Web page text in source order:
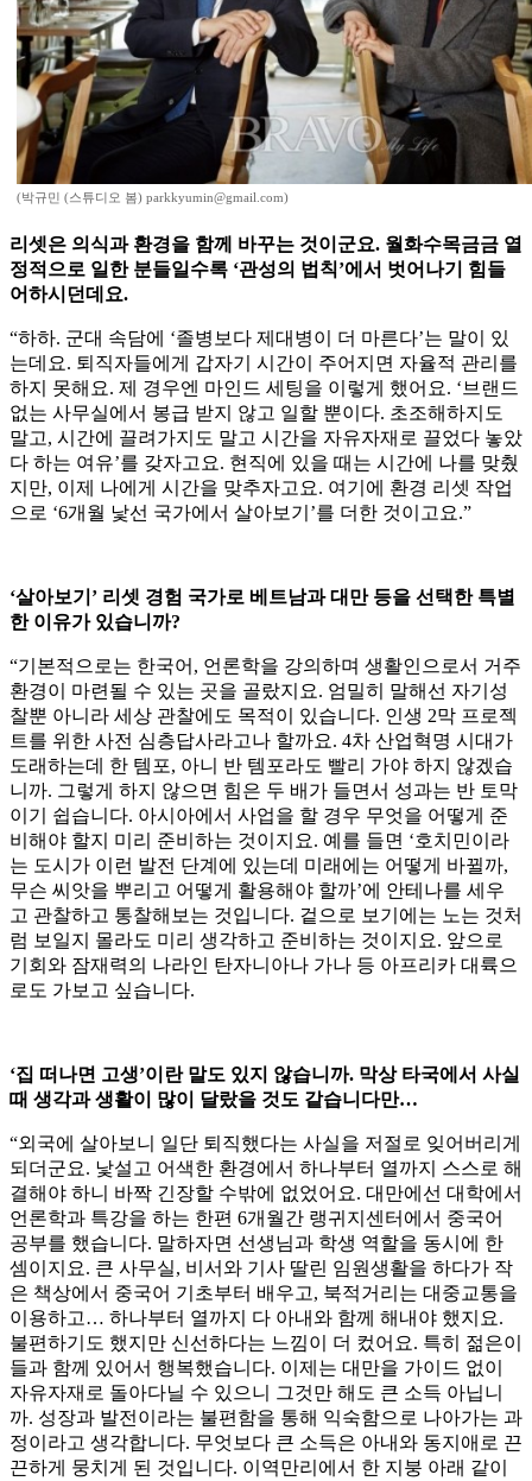
(박규민 (스튜디오 봄) parkkyumin@gmail.com)
리셋은 의식과 환경을 함께 바꾸는 것이군요. 월화수목금금 열
정적으로 일한 분들일수록 ‘관성의 법칙’에서 벗어나기 힘들
어하시던데요.
“하하. 군대 속담에 ‘졸병보다 제대병이 더 마른다’는 말이 있
는데요. 퇴직자들에게 갑자기 시간이 주어지면 자율적 관리를
하지 못해요. 제 경우엔 마인드 세팅을 이렇게 했어요. ‘브랜드
없는 사무실에서 봉급 받지 않고 일할 뿐이다. 초조해하지도
말고, 시간에 끌려가지도 말고 시간을 자유자재로 끌었다 놓았
다 하는 여유’를 갖자고요. 현직에 있을 때는 시간에 나를 맞췄
지만, 이제 나에게 시간을 맞추자고요. 여기에 환경 리셋 작업
으로 ‘6개월 낯선 국가에서 살아보기ʼ를 더한 것이고요.”
‘살아보기’ 리셋 경험 국가로 베트남과 대만 등을 선택한 특별
한 이유가 있습니까?
“기본적으로는 한국어, 언론학을 강의하며 생활인으로서 거주
환경이 마련될 수 있는 곳을 골랐지요. 엄밀히 말해선 자기성
찰뿐 아니라 세상 관찰에도 목적이 있습니다. 인생 2막 프로젝
트를 위한 사전 심층답사라고나 할까요. 4차 산업혁명 시대가
도래하는데 한 템포, 아니 반 템포라도 빨리 가야 하지 않겠습
니까. 그렇게 하지 않으면 힘은 두 배가 들면서 성과는 반 토막
이기 쉽습니다. 아시아에서 사업을 할 경우 무엇을 어떻게 준
비해야 할지 미리 준비하는 것이지요. 예를 들면 ‘호치민이라
는 도시가 이런 발전 단계에 있는데 미래에는 어떻게 바뀔까,
무슨 씨앗을 뿌리고 어떻게 활용해야 할까’에 안테나를 세우
고 관찰하고 통찰해보는 것입니다. 겉으로 보기에는 노는 것처
럼 보일지 몰라도 미리 생각하고 준비하는 것이지요. 앞으로
기회와 잠재력의 나라인 탄자니아나 가나 등 아프리카 대륙으
로도 가보고 싶습니다.
‘집 떠나면 고생’이란 말도 있지 않습니까. 막상 타국에서 사실
때 생각과 생활이 많이 달랐을 것도 같습니다만…
“외국에 살아보니 일단 퇴직했다는 사실을 저절로 잊어버리게
되더군요. 낯설고 어색한 환경에서 하나부터 열까지 스스로 해
결해야 하니 바짝 긴장할 수밖에 없었어요. 대만에선 대학에서
언론학과 특강을 하는 한편 6개월간 랭귀지센터에서 중국어
공부를 했습니다. 말하자면 선생님과 학생 역할을 동시에 한
셈이지요. 큰 사무실, 비서와 기사 딸린 임원생활을 하다가 작
은 책상에서 중국어 기초부터 배우고, 북적거리는 대중교통을
이용하고… 하나부터 열까지 다 아내와 함께 해내야 했지요.
불편하기도 했지만 신선하다는 느낌이 더 컸어요. 특히 젊은이
들과 함께 있어서 행복했습니다. 이제는 대만을 가이드 없이
자유자재로 돌아다닐 수 있으니 그것만 해도 큰 소득 아닙니
까. 성장과 발전이라는 불편함을 통해 익숙함으로 나아가는 과
정이라고 생각합니다. 무엇보다 큰 소득은 아내와 동지애로 끈
끈하게 뭉치게 된 것입니다. 이역만리에서 한 지붕 아래 같이